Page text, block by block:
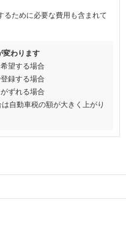
ために必要な費用も含まれて
変わります
望する場合
録する場合
ずれる場合
自動車税の額が大きく上がり